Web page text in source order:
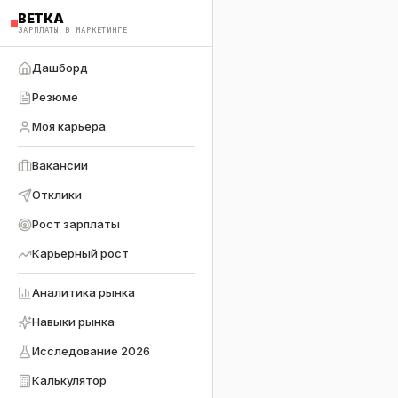
ВЕТКА
ЗАРПЛАТЫ В МАРКЕТИНГЕ
Дашборд
Резюме
Моя карьера
Вакансии
Отклики
Рост зарплаты
Карьерный рост
Аналитика рынка
Навыки рынка
Исследование 2026
Калькулятор